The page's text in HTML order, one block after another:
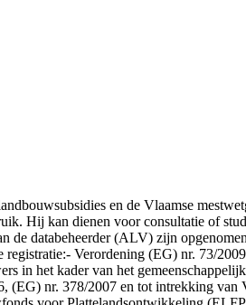
en de Vlaamse
Hij kan dienen voor consultatie of
de databeheerder (ALV) zijn
Verordening (EG) nr. 73/
in het kader van het
(EG) nr. 378/2007 en tot intrekking van